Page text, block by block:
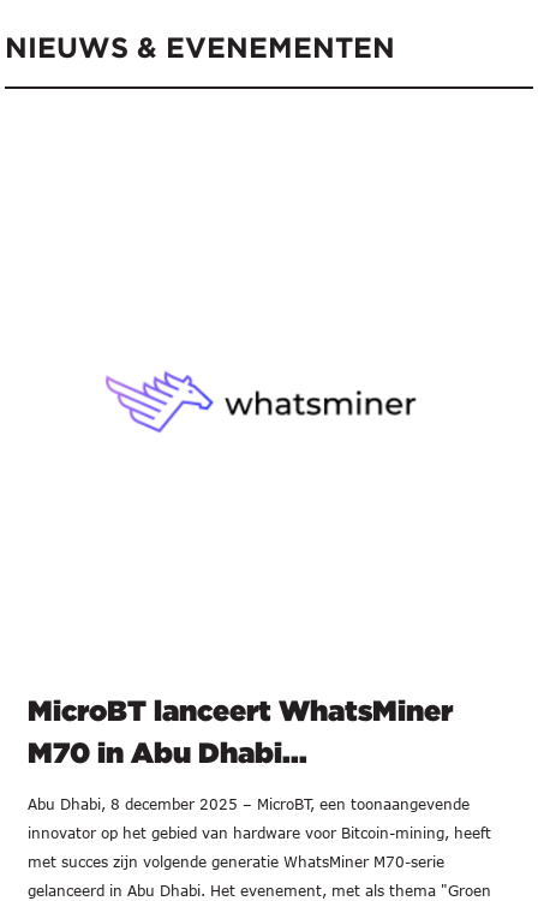
NIEUWS & EVENEMENTEN
MicroBT lanceert WhatsMiner
M70 in Abu Dhabi...
Abu Dhabi, 8 december 2025 – MicroBT, een toonaangevende
innovator op het gebied van hardware voor Bitcoin-mining, heeft
met succes zijn volgende generatie WhatsMiner M70-serie
gelanceerd in Abu Dhabi. Het evenement, met als thema "Groen